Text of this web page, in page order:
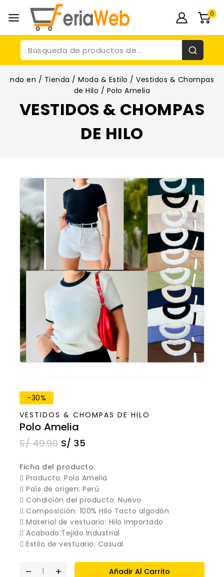
0
ndo en / Tienda / Moda & Estilo / Vestidos & Chompas
de Hilo / Polo Amelia
VESTIDOS & CHOMPAS
DE HILO
-30%
VESTIDOS & CHOMPAS DE HILO
Polo Amelia
S/49.90 S/ 35
Ficha del producto:
 Producto: Polo Amelia
 País de origen: Perú
 Condición del producto: Nuevo
 Composición: 100% Hilo Tacto algodón
 Material de vestuario: Hilo Importado
 Acabado:Tejido Industrial
 Estilo de vestuario: Casual
Añadir Al Carrito